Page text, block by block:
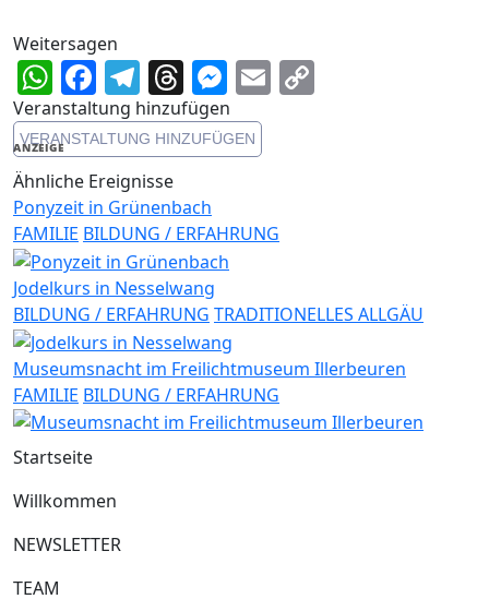
Weitersagen
WhatsApp
Facebook
Telegram
Threads
Messenger
Email
Veranstaltung hinzufügen
VERANSTALTUNG HINZUFÜGEN
ANZEIGE
Ähnliche Ereignisse
Ponyzeit in Grünenbach
FAMILIE BILDUNG / ERFAHRUNG
Jodelkurs in Nesselwang
BILDUNG / ERFAHRUNG TRADITIONELLES ALLGÄU
Museumsnacht im Freilichtmuseum Illerbeuren
FAMILIE BILDUNG / ERFAHRUNG
Startseite
Willkommen
NEWSLETTER
TEAM